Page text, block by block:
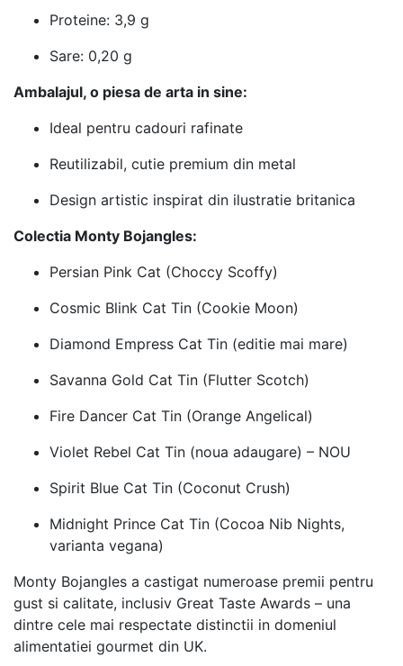
Proteine: 3,9 g
Sare: 0,20 g
Ambalajul, o piesa de arta in sine:
Ideal pentru cadouri rafinate
Reutilizabil, cutie premium din metal
Design artistic inspirat din ilustratie britanica
Colectia Monty Bojangles:
Persian Pink Cat (Choccy Scoffy)
Cosmic Blink Cat Tin (Cookie Moon)
Diamond Empress Cat Tin (editie mai mare)
Savanna Gold Cat Tin (Flutter Scotch)
Fire Dancer Cat Tin (Orange Angelical)
Violet Rebel Cat Tin (noua adaugare) – NOU
Spirit Blue Cat Tin (Coconut Crush)
Midnight Prince Cat Tin (Cocoa Nib Nights,
varianta vegana)
Monty Bojangles a castigat numeroase premii pentru
gust si calitate, inclusiv Great Taste Awards – una
dintre cele mai respectate distinctii in domeniul
alimentatiei gourmet din UK.